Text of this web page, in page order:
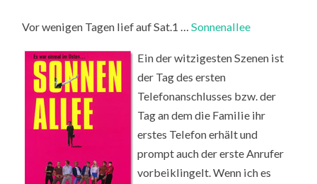
Vor wenigen Tagen lief auf Sat.1 …Sonnenallee
Ein der witzigesten Szenen ist
der Tag des ersten
Telefonanschlusses bzw. der
Tag an dem die Familie ihr
erstes Telefon erhält und
prompt auch der erste Anrufer
vorbeiklingelt. Wenn ich es